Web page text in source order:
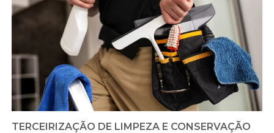
TERCEIRIZAÇÃO DE LIMPEZA E CONSERVAÇÃO